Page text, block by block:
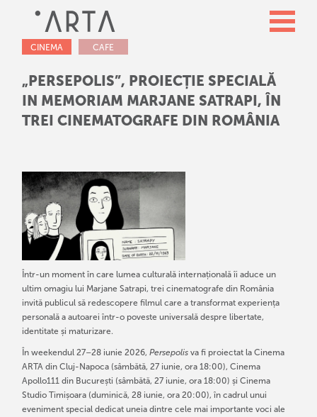
CINEMA CAFE
„PERSEPOLIS”, PROIECȚIE SPECIALĂ
IN MEMORIAM MARJANE SATRAPI, ÎN
TREI CINEMATOGRAFE DIN ROMÂNIA
Într-un moment în care lumea culturală internațională îi aduce un
ultim omagiu lui Marjane Satrapi, trei cinematografe din România
invită publicul să redescopere filmul care a transformat experiența
personală a autoarei într-o poveste universală despre libertate,
identitate și maturizare.
În weekendul 27–28 iunie 2026,Persepolis va fi proiectat la Cinema
ARTA din Cluj-Napoca (sâmbătă, 27 iunie, ora 18:00), Cinema
Apollo111 din București (sâmbătă, 27 iunie, ora 18:00) și Cinema
Studio Timișoara (duminică, 28 iunie, ora 20:00), în cadrul unui
eveniment special dedicat uneia dintre cele mai importante voci ale